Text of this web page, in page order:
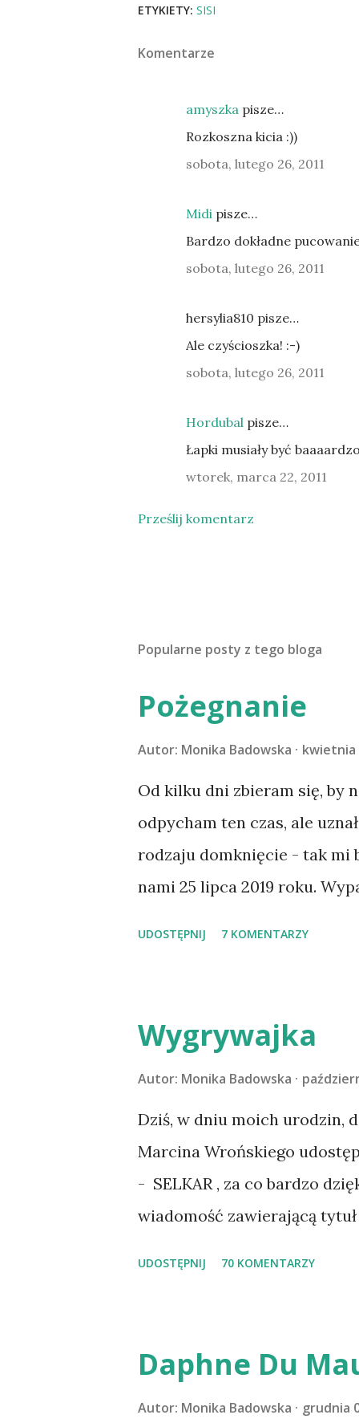
ETYKIETY: SISI
Komentarze
amyszka pisze…
Rozkoszna kicia :))
sobota, lutego 26, 2011
Midi pisze…
Bardzo dokładne
sobota, lutego 26, 2011
hersylia810 pisze…
Ale czyścioszka! :-)
sobota, lutego 26, 2011
Hordubal pisze…
Łapki musiały być
wtorek, marca 22, 2011
Prześlij komentarz
Popularne posty z tego bloga
Pożegnanie
Autor: Monika Badowska kwietnia
Od kilku dni zbieram się, by
odpycham ten czas, ale
rodzaju domknięcie - tak mi
nami 25 lipca 2019 roku.
przeczytacie TUTAJ i
codzienności z psem, a
na wspólny jesienny wyjazd
psica miała atak padaczki,
wdrożyliśmy leczenie i od
wspólnym życiem
cieszyć sobą wzajemnie już
UDOSTĘPNIJ 7 KOMENTARZY
Wygrywajka
Autor: Monika Badowska
Dziś, w dniu moich urodzin,
Marcina Wrońskiego
- SELKAR , za co bardzo
wiadomość zawierającą
UDOSTĘPNIJ 70 KOMENTARZY
Daphne Du
Autor: Monika Badowska grudnia